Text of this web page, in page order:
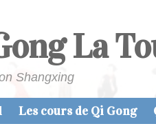
La
Shangxing
Les cours de Qi Gong